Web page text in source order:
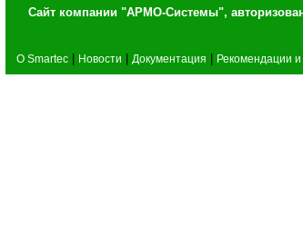
Сайт компании "АРМО-
О Smartec Новости Документация Рекомендации